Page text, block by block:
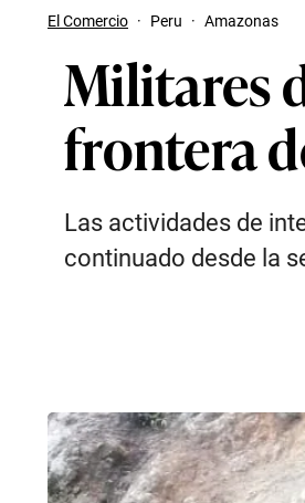
El Comercio · Peru · Amazonas
Militares
frontera
Las actividades de
continuado desde la